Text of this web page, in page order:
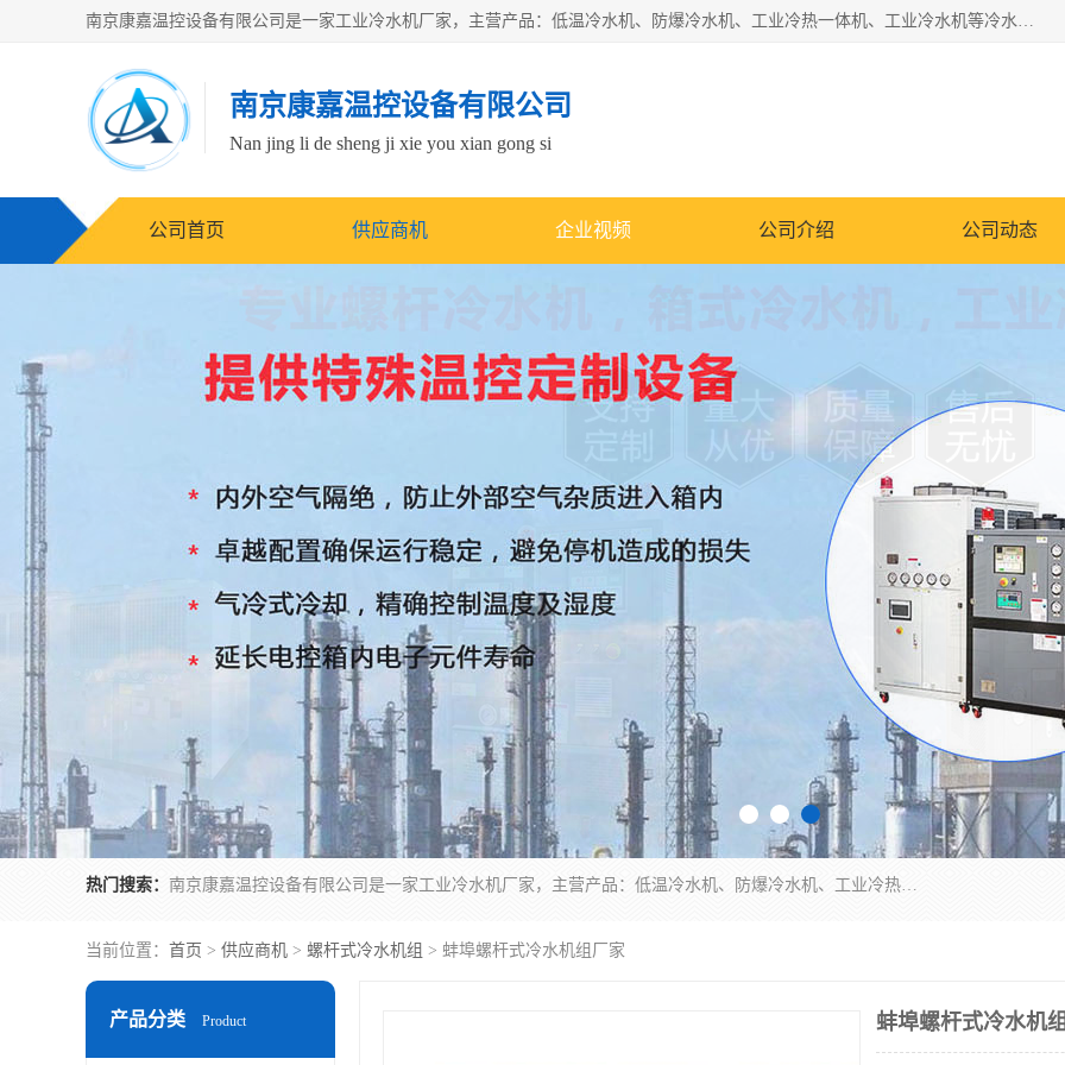
南京康嘉温控设备有限公司是一家工业冷水机厂家，主营产品：低温冷水机、防爆冷水机、工业冷热一体机、工业冷水机等冷水机，公司依托南京工业大学的技术，汇集众多业内技术，不断管理模式，使得我们的产品始终处于国内成员之一水平，在业界享有很高赞誉，是欧洲、北美、中东、东南亚等多个国家和地区。
南京康嘉温控设备有限公司
Nan jing li de sheng ji xie you xian gong si
公司首页 供应商机 企业视频 公司介绍 公司动态
热门搜索： 南京康嘉温控设备有限公司是一家工业冷水机厂家，主营产品：低温冷水机、防爆冷水机、工业冷热一体机、工业冷水机等冷水机，公司依托南京工业大学的技术，汇集众多业内技术，不断管理模式，使得我们的产品始终处于国内成员之一水平，在业界享有很高赞誉，是欧洲、北美、中东、东南亚等多个国家和地区。
当前位置： 首页 > 供应商机 > 螺杆式冷水机组 > 蚌埠螺杆式冷水机组厂家
产品分类 Product 蚌埠螺杆式冷水机